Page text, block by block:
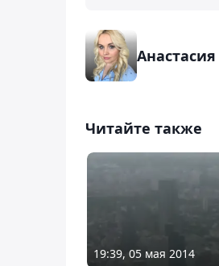
Читайте также
19:39, 05 мая 2014